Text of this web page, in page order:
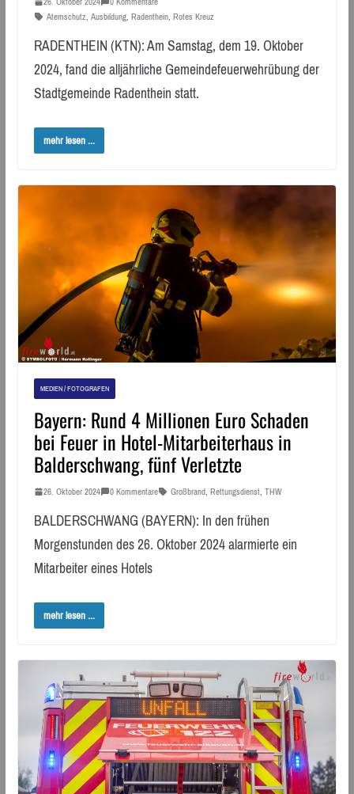
Atemschutz, Ausbildung, Radenthein, Rotes Kreuz
RADENTHEIN (KTN): Am Samstag, dem 19. Oktober
2024, fand die alljährliche Gemeindefeuerwehrübung der
Stadtgemeinde Radenthein statt.
mehr lesen ...
MEDIEN / FOTOGRAFEN
Bayern: Rund 4 Millionen Euro Schaden
bei Feuer in Hotel-Mitarbeiterhaus in
Balderschwang, fünf Verletzte
26. Oktober 2024 0 Kommentare Großbrand, Rettungsdienst, THW
BALDERSCHWANG (BAYERN): In den frühen
Morgenstunden des 26. Oktober 2024 alarmierte ein
Mitarbeiter eines Hotels
mehr lesen ...